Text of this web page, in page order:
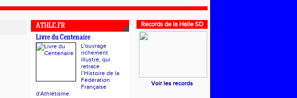
ATHLE.FR
Livre du Centenaire
L'ouvrage
richement
illustré, qui
retrace
l’Histoire de la
Fédération
Française
d'Athlétisme.
Records de la Halle SD
Voir les records